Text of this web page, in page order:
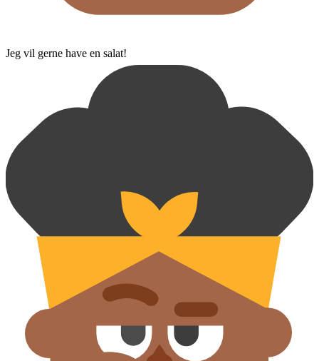
Jeg vil gerne have en salat!